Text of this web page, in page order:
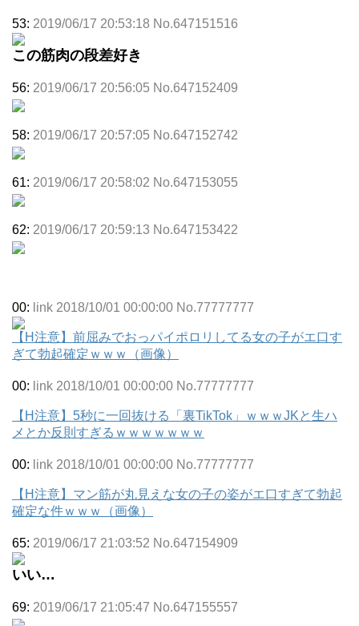
53: 2019/06/17 20:53:18 No.647151516
この筋肉の段差好き
56: 2019/06/17 20:56:05 No.647152409
58: 2019/06/17 20:57:05 No.647152742
61: 2019/06/17 20:58:02 No.647153055
62: 2019/06/17 20:59:13 No.647153422
00: link 2018/10/01 00:00:00 No.77777777
【H注意】前屈みでおっパイポロリしてる女の子がエ口す
ぎて勃起確定ｗｗｗ（画像）
00: link 2018/10/01 00:00:00 No.77777777
【H注意】5秒に一回抜ける「裏TikTok」ｗｗｗJKと生ハ
メとか反則すぎるｗｗｗｗｗｗｗ
00: link 2018/10/01 00:00:00 No.77777777
【H注意】マン筋が丸見えな女の子の姿がエ口すぎて勃起
確定な件ｗｗｗ（画像）
65: 2019/06/17 21:03:52 No.647154909
いい…
69: 2019/06/17 21:05:47 No.647155557